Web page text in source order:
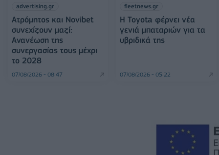
advertising.gr
Ατρόμητος και Novibet
συνεχίζουν μαζί:
Ανανέωση της
συνεργασίας τους μέχρι
το 2028
07/08/2026 - 08:47
fleetnews.gr
Η Toyota φέρνει νέα
γενιά μπαταριών για τα
υβριδικά της
07/08/2026 - 05:22